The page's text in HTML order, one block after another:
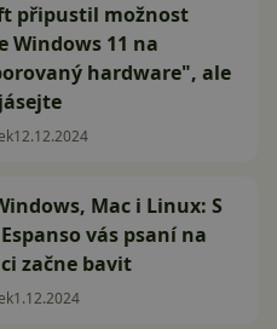
připustil možnost
Windows 11 na
hardware", ale
12.12.2024
Mac i Linux: S
vás psaní na
začne bavit
1.12.2024